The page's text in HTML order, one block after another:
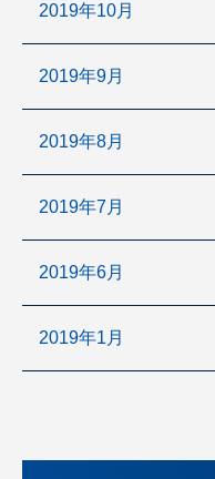
2019年10月
2019年9月
2019年8月
2019年7月
2019年6月
2019年1月